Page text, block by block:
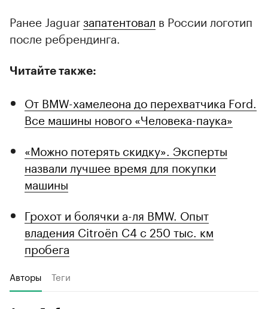
Ранее Jaguarзапатентовал в России логотип
после ребрендинга.
Читайте также:
От BMW-хамелеона до перехватчика Ford.
Все машины нового «Человека-паука»
«Можно потерять скидку». Эксперты
назвали лучшее время для покупки
машины
Грохот и болячки а-ля BMW. Опыт
владения Citroёn C4 с 250 тыс. км
пробега
Авторы Теги